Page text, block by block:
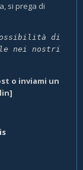
si prega di
di
nei nostri
o inviami un